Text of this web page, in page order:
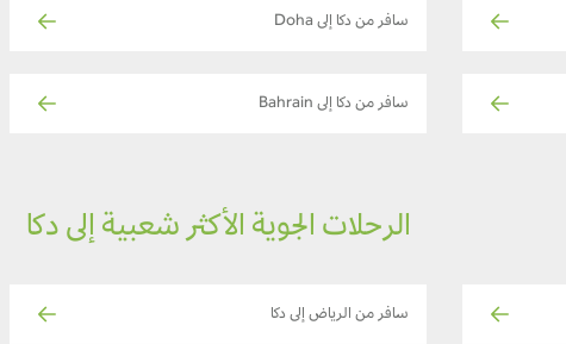
سافر من دكا إلى Doha
سافر من دكا إلى Bahrain
الرحلات الجوية الأكثر شعبية إلى دكا
سافر من الرياض إلى دكا